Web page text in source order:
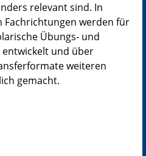
relevant sind. In
Fachrichtungen werden für
Übungs- und
und über
weiteren
gemacht.